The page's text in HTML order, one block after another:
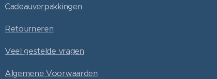
Cadeauverpakkingen
Retourneren
Veel gestelde vragen
Algemene Voorwaarden